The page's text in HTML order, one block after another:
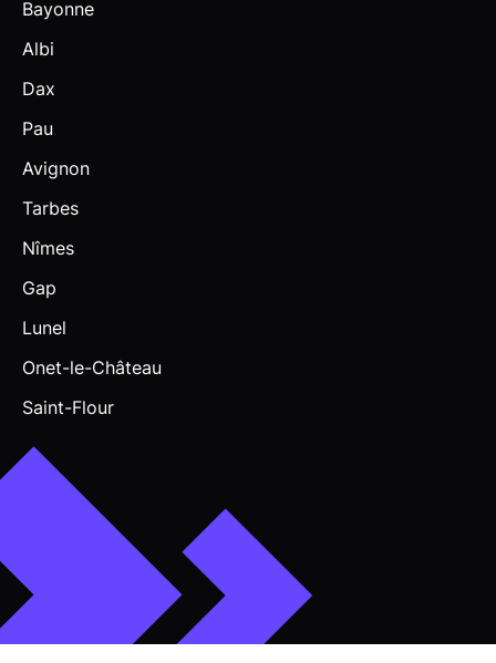
Bayonne
Albi
Dax
Pau
Avignon
Tarbes
Nîmes
Gap
Lunel
Onet-le-Château
Saint-Flour